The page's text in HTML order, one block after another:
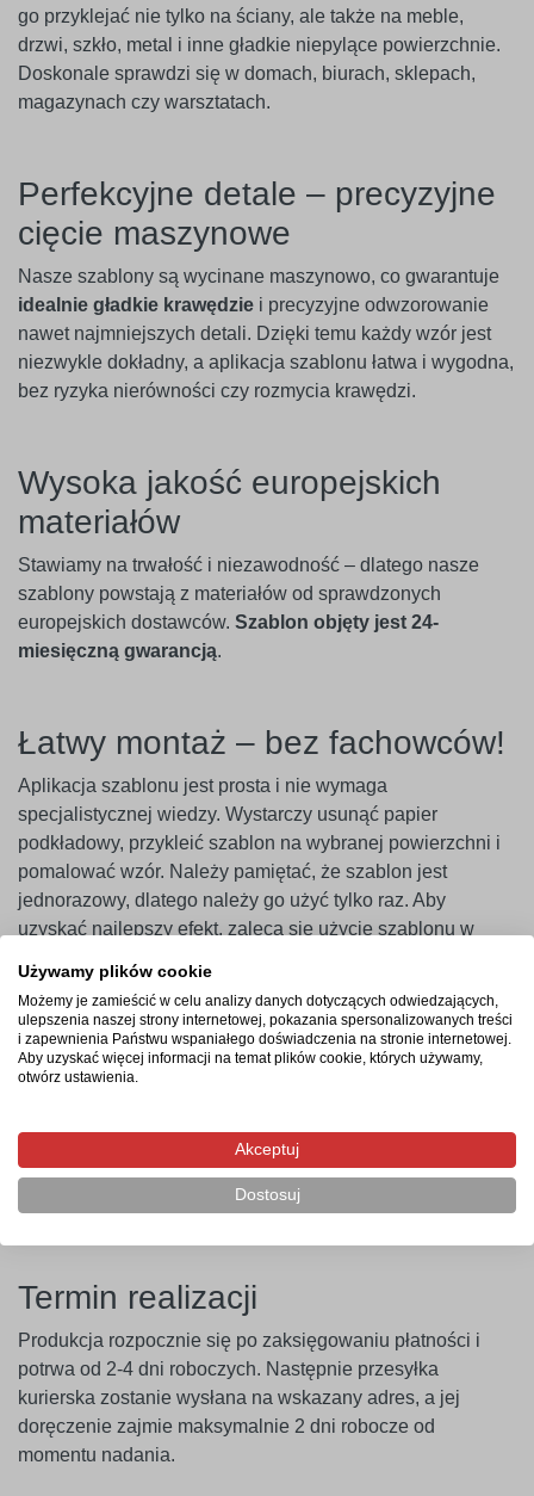
go przyklejać nie tylko na ściany, ale także na meble,
drzwi, szkło, metal i inne gładkie niepylące powierzchnie.
Doskonale sprawdzi się w domach, biurach, sklepach,
magazynach czy warsztatach.
Perfekcyjne detale – precyzyjne
cięcie maszynowe
Nasze szablony są wycinane maszynowo, co gwarantuje
idealnie gładkie krawędzie i precyzyjne odwzorowanie
nawet najmniejszych detali. Dzięki temu każdy wzór jest
niezwykle dokładny, a aplikacja szablonu łatwa i wygodna,
bez ryzyka nierówności czy rozmycia krawędzi.
Wysoka jakość europejskich
materiałów
Stawiamy na trwałość i niezawodność – dlatego nasze
szablony powstają z materiałów od sprawdzonych
europejskich dostawców. Szablon objęty jest 24-
miesięczną gwarancją.
Łatwy montaż – bez fachowców!
Aplikacja szablonu jest prosta i nie wymaga
specjalistycznej wiedzy. Wystarczy usunąć papier
podkładowy, przykleić szablon na wybranej powierzchni i
pomalować wzór. Należy pamiętać, że szablon jest
jednorazowy, dlatego należy go użyć tylko raz. Aby
uzyskać najlepszy efekt, zaleca się użycie szablonu w
Ważne! Szablony najlepiej przylegają do gładkich i
niepylących powierzchni. W przypadku ścian pokrytych
farbami o wysokiej zawartości lateksu (np. ceramicznymi,
ponosi odpowiedzialności za nieprawidłowe zastosowanie
produktu. Szablon należy montować minimum 14 dni po
malowaniu ścian.
Termin realizacji
Produkcja rozpocznie się po zaksięgowaniu płatności i
potrwa od 2-4 dni roboczych. Następnie przesyłka
kurierska zostanie wysłana na wskazany adres, a jej
doręczenie zajmie maksymalnie 2 dni robocze od
momentu nadania.
Używamy plików cookie
Możemy je zamieścić w celu analizy danych dotyczących odwiedzających,
ulepszenia naszej strony internetowej, pokazania spersonalizowanych treści
i zapewnienia Państwu wspaniałego doświadczenia na stronie internetowej.
Aby uzyskać więcej informacji na temat plików cookie, których używamy,
otwórz ustawienia.
Akceptuj
Dostosuj